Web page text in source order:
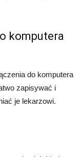
komputera
do komputera
zapisywać i
je lekarzowi.